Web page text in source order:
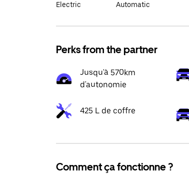
Electric
Automatic
Perks from the partner
Jusqu'à 570km
d'autonomie
425 L de coffre
Comment ça fonctionne ?